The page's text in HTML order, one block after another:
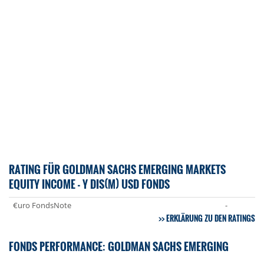
RATING FÜR GOLDMAN SACHS EMERGING MARKETS
EQUITY INCOME - Y DIS(M) USD FONDS
€uro FondsNote -
ERKLÄRUNG ZU DEN RATINGS
FONDS PERFORMANCE: GOLDMAN SACHS EMERGING